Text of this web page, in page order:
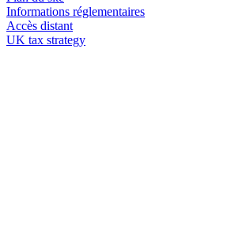
Informations réglementaires
Accès distant
UK tax strategy